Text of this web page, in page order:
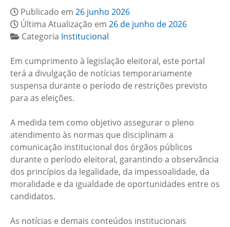
Publicado em 26 junho 2026
Última Atualização em 26 de junho de 2026
Categoria Institucional
Em cumprimento à legislação eleitoral, este portal
terá a divulgação de notícias temporariamente
suspensa durante o período de restrições previsto
para as eleições.
A medida tem como objetivo assegurar o pleno
atendimento às normas que disciplinam a
comunicação institucional dos órgãos públicos
durante o período eleitoral, garantindo a observância
dos princípios da legalidade, da impessoalidade, da
moralidade e da igualdade de oportunidades entre os
candidatos.
As notícias e demais conteúdos institucionais